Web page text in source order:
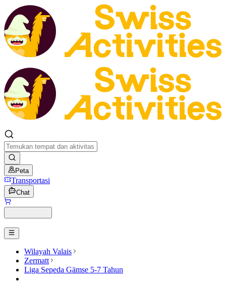
Peta
Transportasi
Chat
Wilayah Valais
Zermatt
Liga Sepeda Gämse 5-7 Tahun